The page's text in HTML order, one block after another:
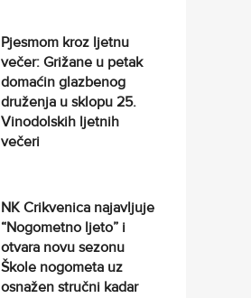
Pjesmom kroz ljetnu
večer: Grižane u petak
domaćin glazbenog
druženja u sklopu 25.
Vinodolskih ljetnih
večeri
NK Crikvenica najavljuje
“Nogometno ljeto” i
otvara novu sezonu
Škole nogometa uz
osnažen stručni kadar